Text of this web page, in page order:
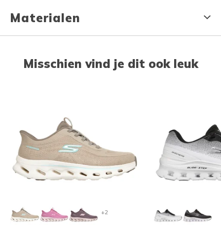
Materialen
Misschien vind je dit ook leuk
+2